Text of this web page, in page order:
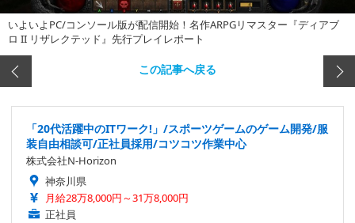
いよいよPC/コンソール版が配信開始！名作ARPGリマスター『ディアブ
ロ II リザレクテッド』先行プレイレポート
この記事へ戻る
「20代活躍中のITワーク!」/スポーツゲームのゲーム開発/服
装自由相談可/正社員採用/コツコツ作業中心
株式会社N-Horizon
神奈川県
月給28万8,000円～31万8,000円
正社員